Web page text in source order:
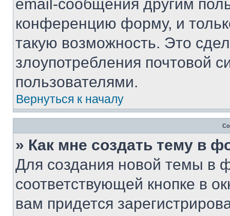
email-сообщения другим
конференцию форму, и
такую возможность. Это
злоупотребления почтовой
пользователями.
Вернуться к началу
» Как мне создать тему в
Для создания новой темы в
соответствующей кнопке в
вам придется